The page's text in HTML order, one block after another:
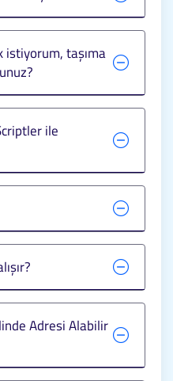
istiyorum, taşıma
ile
Adresi Alabilir